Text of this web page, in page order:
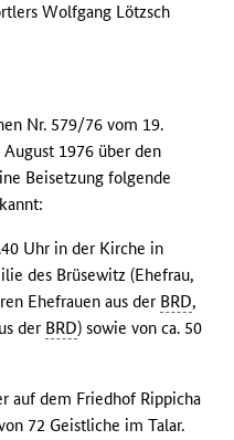
Wolfgang Lötzsch
Nr. 579/76 vom 19.
1976 über den
Beisetzung folgende
Uhr in der Kirche in
des Brüsewitz (Ehefrau,
Ehefrauen aus der BRD,
der BRD) sowie von ca. 50
auf dem Friedhof Rippicha
72 Geistliche im Talar.